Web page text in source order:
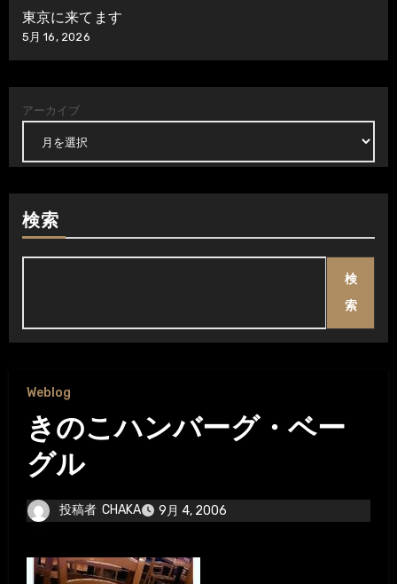
東京に来てます
5月 16, 2026
アーカイブ
検索
検
索
Weblog
きのこハンバーグ・ベー
グル
投稿者 CHAKA 9月 4, 2006